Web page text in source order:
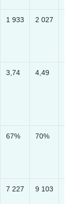
1 933 2 027
3,74 4,49
67% 70%
7 227 9 103